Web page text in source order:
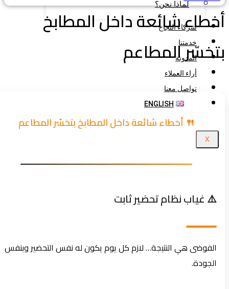
لماذا نحن؟
شركاء النجاح
خدمتنا
المدونة
أراء العملاء
تواصل معنا
ENGLISH
شائعة داخل المطابخ
المطاعم
🍴 أخطاء شائعة داخل المطابخ بتخسّر المطاعم
⚠️ غياب نظام تحضير ثابت
الفوضى هي النتيجة… لازم كل يوم يكون له نفس التحضير وبنفس
الجودة.